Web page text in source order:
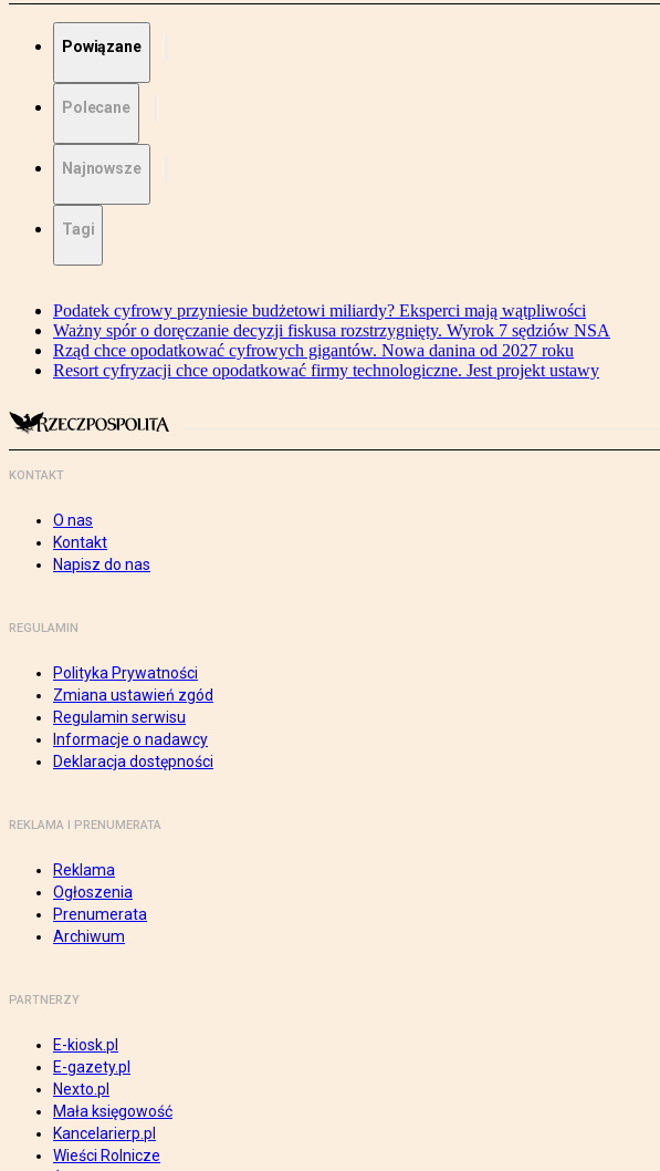
Powiązane
Polecane
Najnowsze
Tagi
Podatek cyfrowy przyniesie budżetowi miliardy? Eksperci mają wątpliwości
Ważny spór o doręczanie decyzji fiskusa rozstrzygnięty. Wyrok 7 sędziów NSA
Rząd chce opodatkować cyfrowych gigantów. Nowa danina od 2027 roku
Resort cyfryzacji chce opodatkować firmy technologiczne. Jest projekt ustawy
KONTAKT
O nas
Kontakt
Napisz do nas
REGULAMIN
Polityka Prywatności
Zmiana ustawień zgód
Regulamin serwisu
Informacje o nadawcy
Deklaracja dostępności
REKLAMA I PRENUMERATA
Reklama
Ogłoszenia
Prenumerata
Archiwum
PARTNERZY
E-kiosk.pl
E-gazety.pl
Nexto.pl
Mała księgowość
Kancelarierp.pl
Wieści Rolnicze